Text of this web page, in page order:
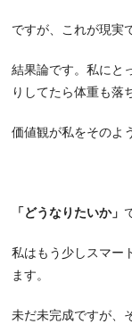
ですが、これが現実
結果論です。私にと
りしてたら体重も落
価値観が私をそのよ
「どうなりたいか」
私はもう少しスマー
ます。
未だ未完成ですが、